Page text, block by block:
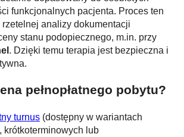
z prawem
funkcjonalnych pacjenta. Proces ten
analizy dokumentacji
stanu podopiecznego, m.in. przy
. Dzięki temu terapia jest bezpieczna i
pełnopłatnego pobytu?
turnus (dostępny w wariantach
krótkoterminowych lub